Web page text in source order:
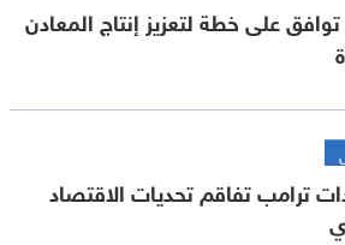
توافق على خطة لتعزيز إنتاج المعادن
ترامب تفاقم تحديات الاقتصاد